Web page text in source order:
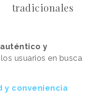
tradicionales
y
usuarios en busca
y conveniencia